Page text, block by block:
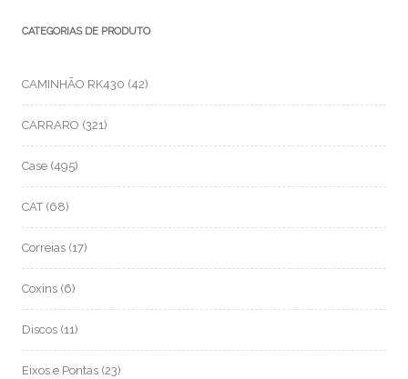
CATEGORIAS DE PRODUTO
CAMINHÃO RK430 (42)
CARRARO (321)
Case (495)
CAT (68)
Correias (17)
Coxins (6)
Discos (11)
Eixos e Pontas (23)